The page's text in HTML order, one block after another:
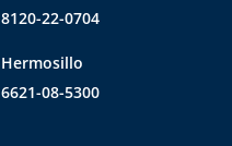
8120-22-0704
Hermosillo
6621-08-5300